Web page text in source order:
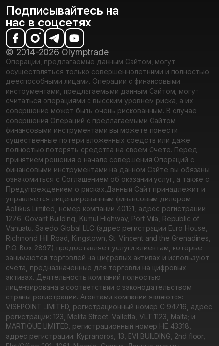
Подписывайтесь на
нас в соцсетях
© 2014-2026 Olymptrade
Операции, предлагаемые данным Сайтом, могут
осуществляться только совершеннолетними и полностью
дееспособными лицами. Операции с финансовыми
инструментами, предлагаемыми данным Сайтом, могут
считаться операциями с высоким уровнем риска, а их
совершение может быть очень рискованным. В случае
совершения Операций с предлагаемыми Сайтом
финансовыми инструментами вы можете понести
существенные потери вложенных средств или даже
полностью потерять средства на своем Счете. Перед
принятием решения о начале совершения Операций с
финансовыми инструментами на данном Сайте вы обязаны
ознакомиться с Соглашением об оказании услуг, а также с
Предупреждением о рисках.Данный Сайт принадлежит и
управляется лицензированным финансовым дилером
Aollikus Limited, номер компании 40131, адрес регистрации
1276, Govant Building, Kumul Highway, Port Vila, Republic of
Vanuatu. Saledo Global LLC (адрес регистрации Euro House,
Richmond Hill Road, Kingstown, St. Vincent and the Grenadines,
P.O. Box 2897) предоставляет услуги клиентам, которые
занимаются торговлей на цифровых активах и используют
счета, предназначенные для торговли на цифровых
активах. Деятельность компаний полностью
лицензирована в соответствии с законодательством
страны регистрации. Агентами компании являются:
VISEPOINT LIMITED, регистрационный номер C 94716, адрес
регистрации: 123, Melita Street, Valletta, VLT 1123, Malta; и
MARTIQUE LIMITED, регистрационный номер HE 43318,
адрес регистрации: Kypranoros, 13, EVI BUILDING, 2nd floor,